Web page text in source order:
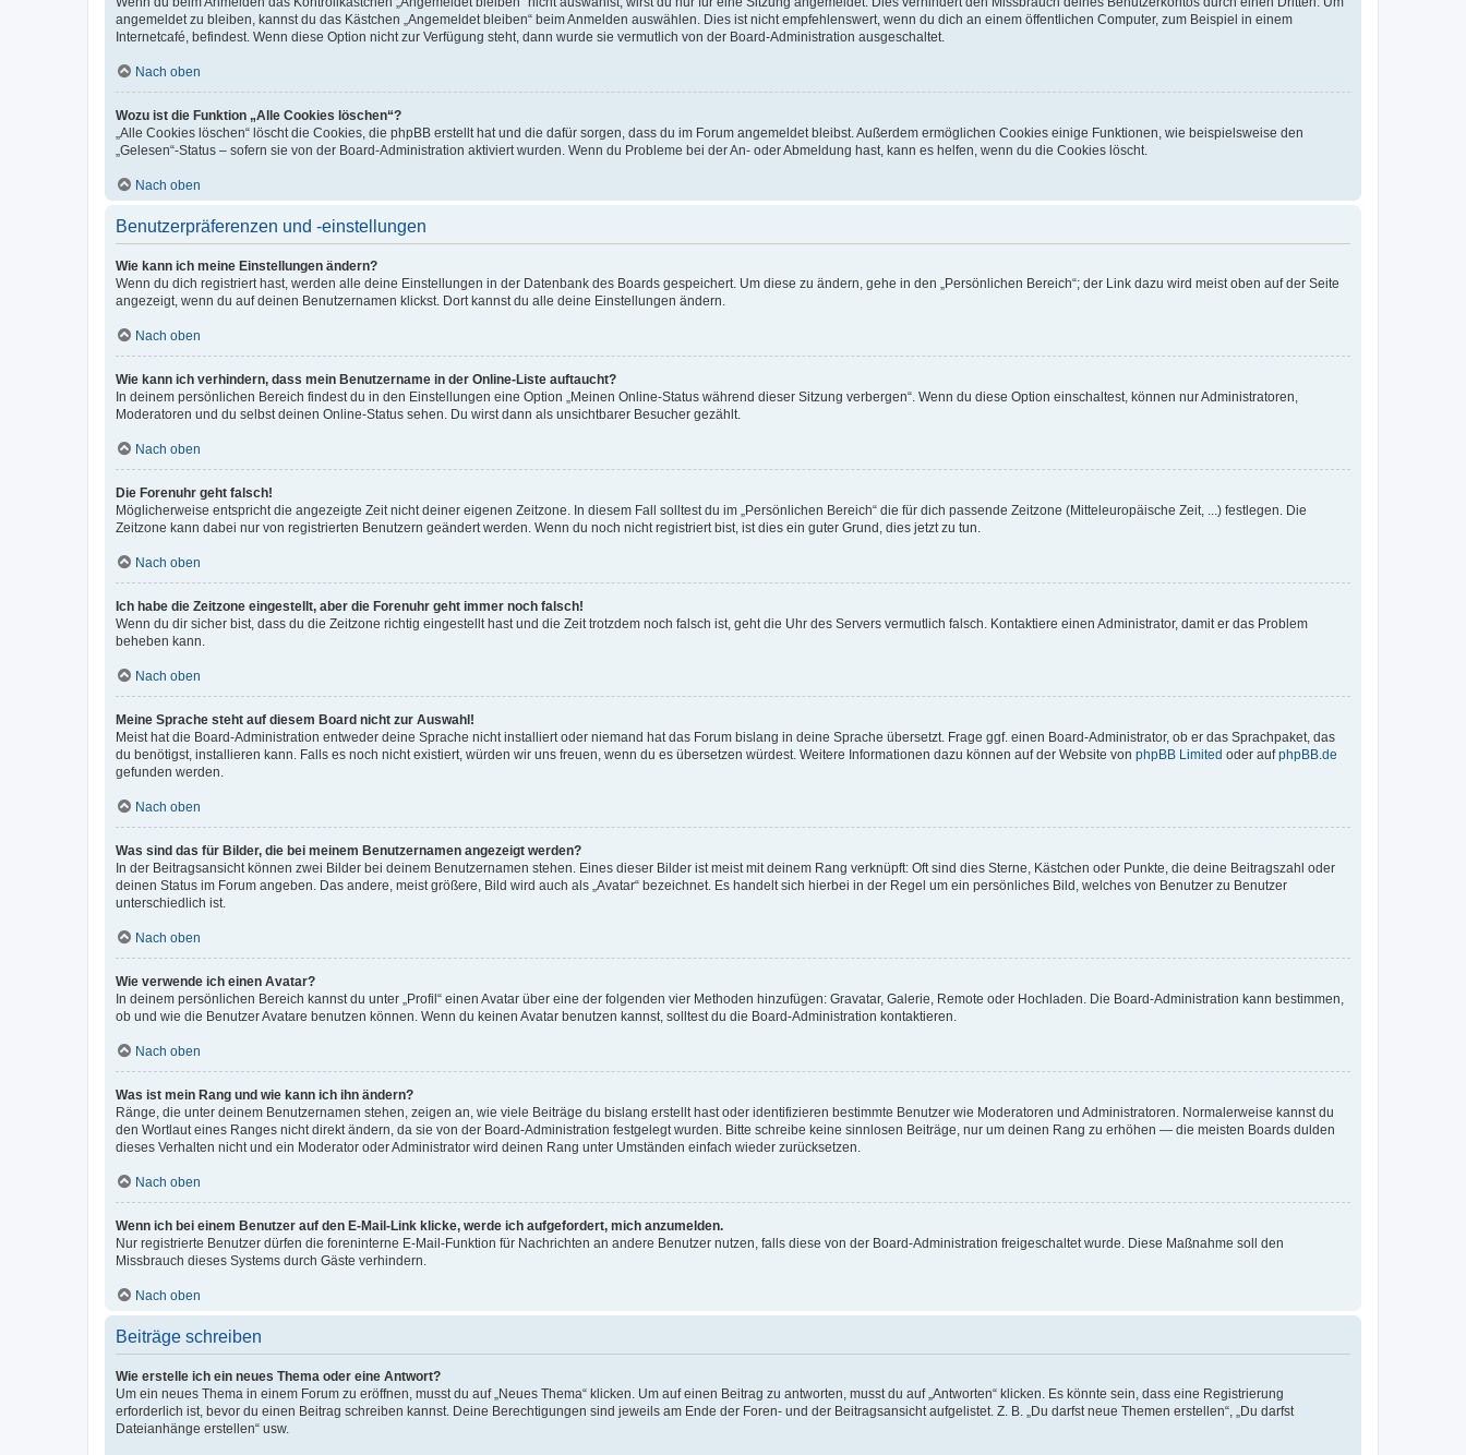
angemeldet zu bleiben, kannst du das Kästchen „Angemeldet bleiben“ beim Anmelden auswählen. Dies ist nicht empfehlenswert, wenn du dich an einem öffentlichen Computer, zum Beispiel in einem
Internetcafé, befindest. Wenn diese Option nicht zur Verfügung steht, dann wurde sie vermutlich von der Board-Administration ausgeschaltet.
Nach oben
Wozu ist die Funktion „Alle Cookies löschen“?
„Alle Cookies löschen“ löscht die Cookies, die phpBB erstellt hat und die dafür sorgen, dass du im Forum angemeldet bleibst. Außerdem ermöglichen Cookies einige Funktionen, wie beispielsweise den
„Gelesen“-Status – sofern sie von der Board-Administration aktiviert wurden. Wenn du Probleme bei der An- oder Abmeldung hast, kann es helfen, wenn du die Cookies löscht.
Nach oben
Benutzerpräferenzen und -einstellungen
Wie kann ich meine Einstellungen ändern?
Wenn du dich registriert hast, werden alle deine Einstellungen in der Datenbank des Boards gespeichert. Um diese zu ändern, gehe in den „Persönlichen Bereich“; der Link dazu wird meist oben auf der Seite
angezeigt, wenn du auf deinen Benutzernamen klickst. Dort kannst du alle deine Einstellungen ändern.
Nach oben
Wie kann ich verhindern, dass mein Benutzername in der Online-Liste auftaucht?
In deinem persönlichen Bereich findest du in den Einstellungen eine Option „Meinen Online-Status während dieser Sitzung verbergen“. Wenn du diese Option einschaltest, können nur Administratoren,
Moderatoren und du selbst deinen Online-Status sehen. Du wirst dann als unsichtbarer Besucher gezählt.
Nach oben
Die Forenuhr geht falsch!
Möglicherweise entspricht die angezeigte Zeit nicht deiner eigenen Zeitzone. In diesem Fall solltest du im „Persönlichen Bereich“ die für dich passende Zeitzone (Mitteleuropäische Zeit, ...) festlegen. Die
Zeitzone kann dabei nur von registrierten Benutzern geändert werden. Wenn du noch nicht registriert bist, ist dies ein guter Grund, dies jetzt zu tun.
Nach oben
Ich habe die Zeitzone eingestellt, aber die Forenuhr geht immer noch falsch!
Wenn du dir sicher bist, dass du die Zeitzone richtig eingestellt hast und die Zeit trotzdem noch falsch ist, geht die Uhr des Servers vermutlich falsch. Kontaktiere einen Administrator, damit er das Problem
beheben kann.
Nach oben
Meine Sprache steht auf diesem Board nicht zur Auswahl!
Meist hat die Board-Administration entweder deine Sprache nicht installiert oder niemand hat das Forum bislang in deine Sprache übersetzt. Frage ggf. einen Board-Administrator, ob er das Sprachpaket, das
du benötigst, installieren kann. Falls es noch nicht existiert, würden wir uns freuen, wenn du es übersetzen würdest. Weitere Informationen dazu können auf der Website von phpBB Limited oder aufphpBB.de
gefunden werden.
Nach oben
Was sind das für Bilder, die bei meinem Benutzernamen angezeigt werden?
In der Beitragsansicht können zwei Bilder bei deinem Benutzernamen stehen. Eines dieser Bilder ist meist mit deinem Rang verknüpft: Oft sind dies Sterne, Kästchen oder Punkte, die deine Beitragszahl oder
deinen Status im Forum angeben. Das andere, meist größere, Bild wird auch als „Avatar“ bezeichnet. Es handelt sich hierbei in der Regel um ein persönliches Bild, welches von Benutzer zu Benutzer
unterschiedlich ist.
Nach oben
Wie verwende ich einen Avatar?
In deinem persönlichen Bereich kannst du unter „Profil“ einen Avatar über eine der folgenden vier Methoden hinzufügen: Gravatar, Galerie, Remote oder Hochladen. Die Board-Administration kann bestimmen,
ob und wie die Benutzer Avatare benutzen können. Wenn du keinen Avatar benutzen kannst, solltest du die Board-Administration kontaktieren.
Nach oben
Was ist mein Rang und wie kann ich ihn ändern?
Ränge, die unter deinem Benutzernamen stehen, zeigen an, wie viele Beiträge du bislang erstellt hast oder identifizieren bestimmte Benutzer wie Moderatoren und Administratoren. Normalerweise kannst du
den Wortlaut eines Ranges nicht direkt ändern, da sie von der Board-Administration festgelegt wurden. Bitte schreibe keine sinnlosen Beiträge, nur um deinen Rang zu erhöhen — die meisten Boards dulden
dieses Verhalten nicht und ein Moderator oder Administrator wird deinen Rang unter Umständen einfach wieder zurücksetzen.
Nach oben
Wenn ich bei einem Benutzer auf den E-Mail-Link klicke, werde ich aufgefordert, mich anzumelden.
Nur registrierte Benutzer dürfen die foreninterne E-Mail-Funktion für Nachrichten an andere Benutzer nutzen, falls diese von der Board-Administration freigeschaltet wurde. Diese Maßnahme soll den
Missbrauch dieses Systems durch Gäste verhindern.
Nach oben
Beiträge schreiben
Wie erstelle ich ein neues Thema oder eine Antwort?
Um ein neues Thema in einem Forum zu eröffnen, musst du auf „Neues Thema“ klicken. Um auf einen Beitrag zu antworten, musst du auf „Antworten“ klicken. Es könnte sein, dass eine Registrierung
erforderlich ist, bevor du einen Beitrag schreiben kannst. Deine Berechtigungen sind jeweils am Ende der Foren- und der Beitragsansicht aufgelistet. Z. B. „Du darfst neue Themen erstellen“, „Du darfst
Dateianhänge erstellen“ usw.